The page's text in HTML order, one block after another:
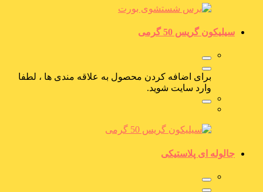
سیلیکون گریس 50 گرمی
برای اضافه کردن محصول به علاقه مندی ها ، لطفا
وارد سایت شوید.
جالوله ای پلاستیکی